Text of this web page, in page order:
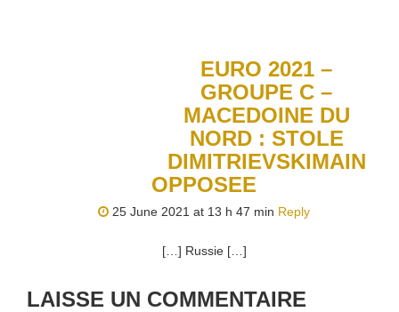
EURO 2021 –
GROUPE C –
MACEDOINE DU
NORD : STOLE
DIMITRIEVSKIMAIN
OPPOSEE
25 June 2021 at 13 h 47 min Reply
[…] Russie […]
LAISSE UN COMMENTAIRE